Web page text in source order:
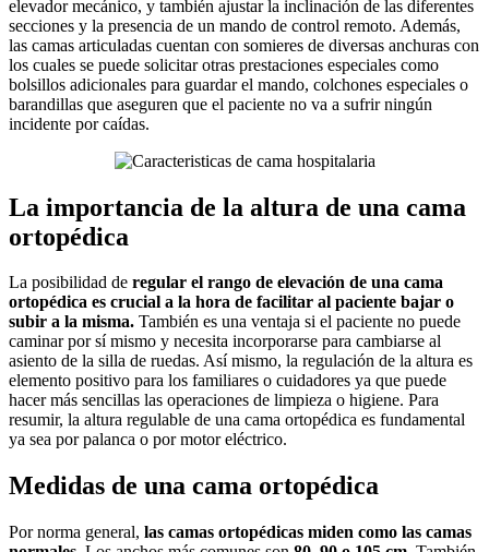
elevador mecánico, y también ajustar la inclinación de las diferentes
secciones y la presencia de un mando de control remoto. Además,
las camas articuladas cuentan con somieres de diversas anchuras con
los cuales se puede solicitar otras prestaciones especiales como
bolsillos adicionales para guardar el mando, colchones especiales o
barandillas que aseguren que el paciente no va a sufrir ningún
incidente por caídas.
La importancia de la altura de una cama
ortopédica
La posibilidad de regular el rango de elevación de una cama
ortopédica es crucial a la hora de facilitar al paciente bajar o
subir a la misma. También es una ventaja si el paciente no puede
caminar por sí mismo y necesita incorporarse para cambiarse al
asiento de la silla de ruedas. Así mismo, la regulación de la altura es
elemento positivo para los familiares o cuidadores ya que puede
hacer más sencillas las operaciones de limpieza o higiene. Para
resumir, la altura regulable de una cama ortopédica es fundamental
ya sea por palanca o por motor eléctrico.
Medidas de una cama ortopédica
Por norma general, las camas ortopédicas miden como las camas